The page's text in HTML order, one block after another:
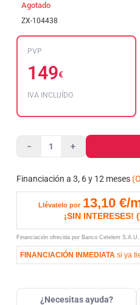
Agotado
ZX-104438
PVP
149€
IVA INCLUÍDO
− +
Financiación a 3, 6 y 12 meses
Llévatelo por 13,10 €/
¡SIN INTERESES! (
Financiación ofrecida por Banco Cetelem S.A.U.
FINANCIACIÓN INMEDIATA si ya
¿Necesitas ayuda?